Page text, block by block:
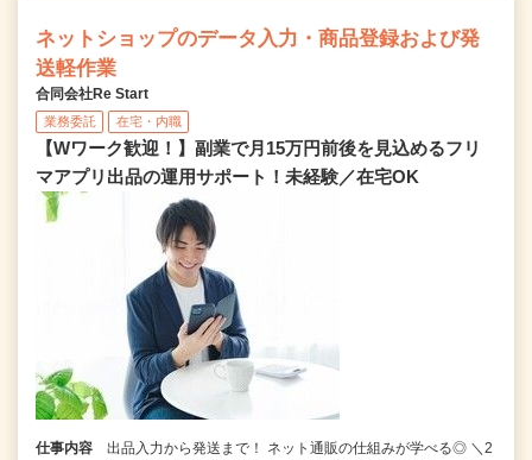
ネットショップのデータ入力・商品登録および発
送軽作業
合同会社Re Start
業務委託 在宅・内職
【Wワーク歓迎！】副業で月15万円前後を見込めるフリ
マアプリ出品の運用サポート！未経験／在宅OK
仕事内容
出品入力から発送まで！ ネット通販の仕組みが学べる◎ ＼2